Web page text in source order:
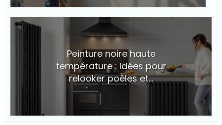
Peinture noire haute
température : Idées pour
relooker poêles et...